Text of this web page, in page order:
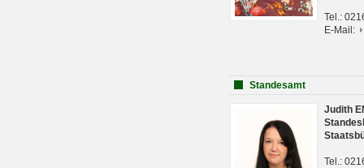
Tel.:
E-Mail:
Standesamt
Judith
Tel.: